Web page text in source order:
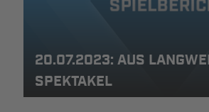
20.07.2023: AUS
SPEKTAKEL